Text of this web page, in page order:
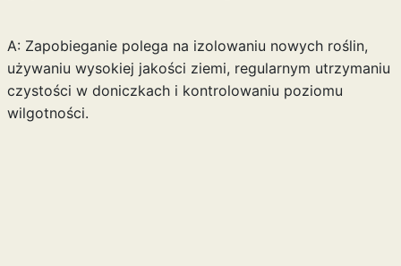
A: Zapobieganie polega na izolowaniu nowych roślin,
używaniu wysokiej jakości ziemi, regularnym utrzymaniu
czystości w doniczkach i kontrolowaniu poziomu
wilgotności.